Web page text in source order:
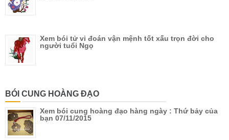
Xem bói tử vi đoán vận mệnh tốt xấu trọn đời cho
người tuổi Ngọ
BÓI CUNG HOÀNG ĐẠO
Xem bói cung hoàng đạo hàng ngày : Thứ bảy của
bạn 07/11/2015